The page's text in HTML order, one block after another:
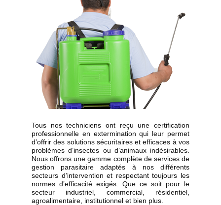
Tous nos techniciens ont reçu une certification
professionnelle en extermination qui leur permet
d’offrir des solutions sécuritaires et efficaces à vos
problèmes d’insectes ou d’animaux indésirables.
Nous offrons une gamme complète de services de
gestion parasitaire adaptés à nos différents
secteurs d’intervention et respectant toujours les
normes d’efficacité exigés. Que ce soit pour le
secteur industriel, commercial, résidentiel,
agroalimentaire, institutionnel et bien plus.